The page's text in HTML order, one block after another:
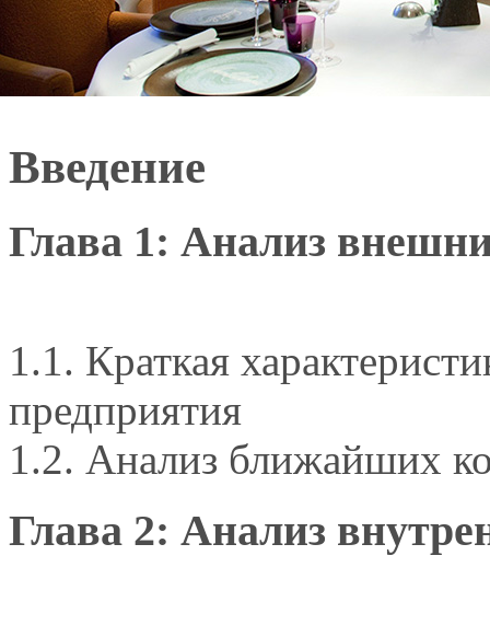
Введение
Глава 1: Анализ
1.1. Краткая
предприятия
1.2. Анализ ближайших
Глава 2: Анализ